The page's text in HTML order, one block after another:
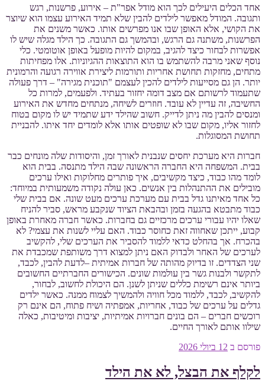
אחד הכלים היעילים לכך הוא מודל אפר"ת – אירוע, פרשנות, רגש
ותגובה. המודל מאפשר לילדים להבין שלא תמיד האירוע עצמו הוא שיוצר
את הקושי, אלא האופן שבו אנו מפרשים אותו. כאשר משנים את
הפרשנות, משתנה גם הרגש, ובהמשך גם התגובה. כך הילד מגלה שיש לו
אפשרות לבחור כיצד להגיב, במקום להיות מופעל באופן אוטומטי. כלי
נוסף שאני מרבה להשתמש בו הוא התוצאות ההגיוניות. אלו מפחיתות
מתחים, מחזקות תחושת אחריות ותורמות ליצירת אווירה רגועה והרמונית
יותר. הן גם מסייעות לילדים להכין לעצמם "תוכנית מגירה" – דרך פעולה
שתעמוד לרשותם אם מצב דומה יחזור בעתיד. ולפעמים, למרות כל
החשיבה, זה עדיין לא עובד. חוזרים לשיחה, מנתחים מחדש את האירוע
ומנסים להבין מה ניתן לדייק. חשוב שהילד ידע שתמיד יש לו מקום בטוח
לחזור אליו, מקום שבו לא שופטים אותו אלא לומדים יחד איתו. להבניית
תחושת המסוגלות.
חברות היא מערכת יחסים שנבנית לאורך זמן, והיסודות שלה מונחים כבר
בבית. המשפחה היא החברה הראשונה שבה הילד מתנסה. בבית הוא
לומד מהו כבוד, כיצד מקשיבים, איך פותרים מחלוקות ואילו ערכים
מובילים את ההתנהלות בין אנשים. כאן עולה נקודה משמעותית במיוחד:
כל אחד מאיתנו גדל בבית עם מערכת ערכים מעט שונה. אם בבית שלי
כבוד מתבטא בהגעה בזמן ובהבאת הציוד שנקבע מראש, סביר להניח
שאלו יהיו עבורי ערכים מרכזיים גם בחברות. כאשר חברה מאחרת באופן
קבוע, ייתכן שאחווה זאת כחוסר כבוד. האם עליי לשנות את עצמי? לא
בהכרח. אך בהחלט כדאי ללמוד להסביר את הערכים שלי, להקשיב
לערכים של האחר ולבדוק האם ניתן למצוא דרך משותפת שמכבדת את
שני הצדדים. זו בדיוק מהותה של חברות אמיתית –לדעת להבין, לכבד,
לתקשר ולבנות גשר בין עולמות שונים. הכישורים החברתיים החשובים
ביותר אינם רשימת כללים שניתן לשנן. הם היכולת לחשוב, לבחור,
להקשיב, לכבד, ללמוד מכל חוויה ולהמשיך לצמוח ממנה. כאשר ילדים
גדלים על ערכים של כבוד, אחריות, אמפתיה ושיח פתוח, הם אינם רק
רוכשים חברים – הם בונים חברויות אמיתיות, יציבות ומיטיבות, כאלה
שילוו אותם לאורך החיים.
פורסם ב 12 ביולי 2026
לקלף את הבצל, לא את הילד